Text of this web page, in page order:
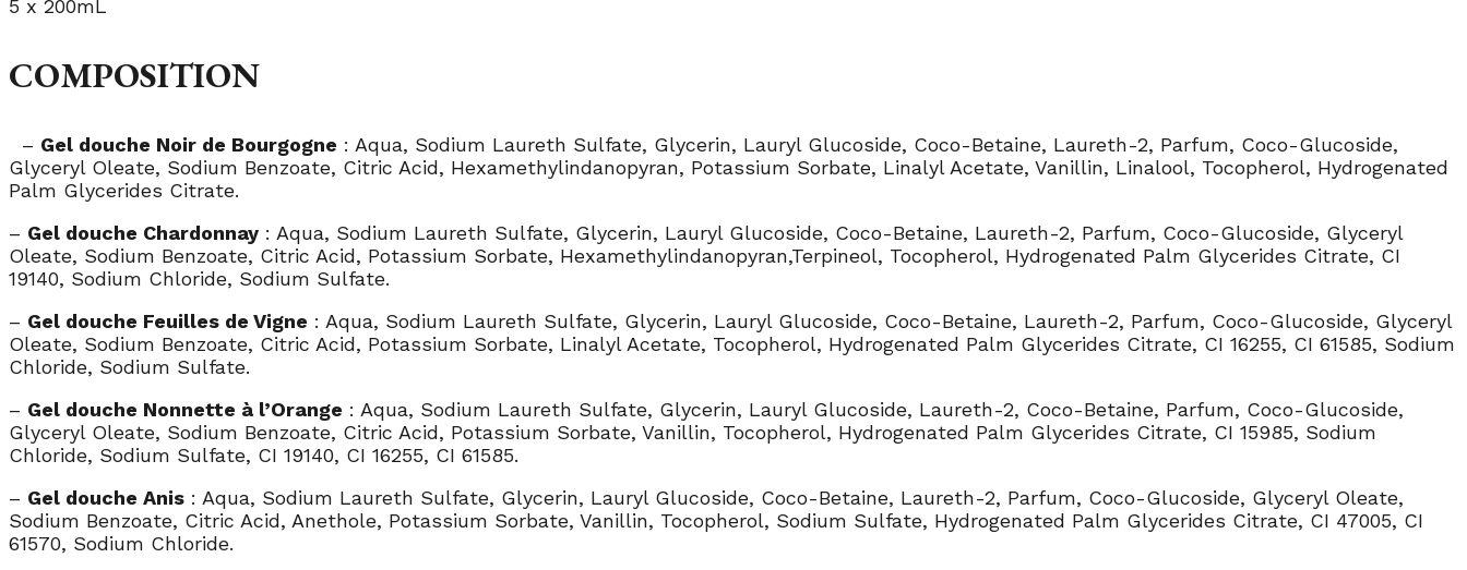
5 x 200mL
COMPOSITION
– Gel douche Noir de Bourgogne : Aqua, Sodium Laureth Sulfate, Glycerin, Lauryl Glucoside, Coco-Betaine, Laureth-2, Parfum, Coco-Glucoside,
Glyceryl Oleate, Sodium Benzoate, Citric Acid, Hexamethylindanopyran, Potassium Sorbate, Linalyl Acetate, Vanillin, Linalool, Tocopherol, Hydrogenated
Palm Glycerides Citrate.
– Gel douche Chardonnay : Aqua, Sodium Laureth Sulfate, Glycerin, Lauryl Glucoside, Coco-Betaine, Laureth-2, Parfum, Coco-Glucoside, Glyceryl
Oleate, Sodium Benzoate, Citric Acid, Potassium Sorbate, Hexamethylindanopyran,Terpineol, Tocopherol, Hydrogenated Palm Glycerides Citrate, CI
19140, Sodium Chloride, Sodium Sulfate.
– Gel douche Feuilles de Vigne : Aqua, Sodium Laureth Sulfate, Glycerin, Lauryl Glucoside, Coco-Betaine, Laureth-2, Parfum, Coco-Glucoside, Glyceryl
Oleate, Sodium Benzoate, Citric Acid, Potassium Sorbate, Linalyl Acetate, Tocopherol, Hydrogenated Palm Glycerides Citrate, CI 16255, CI 61585, Sodium
Chloride, Sodium Sulfate.
– Gel douche Nonnette à l’Orange : Aqua, Sodium Laureth Sulfate, Glycerin, Lauryl Glucoside, Laureth-2, Coco-Betaine, Parfum, Coco-Glucoside,
Glyceryl Oleate, Sodium Benzoate, Citric Acid, Potassium Sorbate, Vanillin, Tocopherol, Hydrogenated Palm Glycerides Citrate, CI 15985, Sodium
Chloride, Sodium Sulfate, CI 19140, CI 16255, CI 61585.
– Gel douche Anis : Aqua, Sodium Laureth Sulfate, Glycerin, Lauryl Glucoside, Coco-Betaine, Laureth-2, Parfum, Coco-Glucoside, Glyceryl Oleate,
Sodium Benzoate, Citric Acid, Anethole, Potassium Sorbate, Vanillin, Tocopherol, Sodium Sulfate, Hydrogenated Palm Glycerides Citrate, CI 47005, CI
61570, Sodium Chloride.